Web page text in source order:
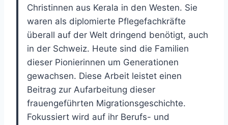
Christinnen aus Kerala in den Westen. Sie
waren als diplomierte Pflegefachkräfte
überall auf der Welt dringend benötigt, auch
in der Schweiz. Heute sind die Familien
dieser Pionierinnen um Generationen
gewachsen. Diese Arbeit leistet einen
Beitrag zur Aufarbeitung dieser
frauengeführten Migrationsgeschichte.
Fokussiert wird auf ihr Berufs- und